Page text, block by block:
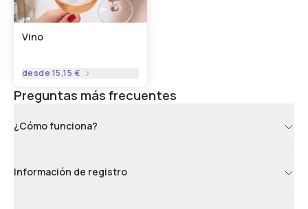
Vino
desde 15,15 €
Preguntas más frecuentes
¿Cómo funciona?
Información de registro